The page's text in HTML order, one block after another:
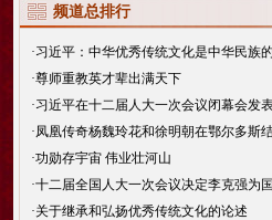
频道总排行
·习近平：中华优秀传统文化是中华民族
·尊师重教英才辈出满天下
·习近平在十二届人大一次会议闭幕会发
·凤凰传奇杨魏玲花和徐明朝在鄂尔多斯
·功勋存宇宙 伟业壮河山
·十二届全国人大一次会议决定李克强为
·关于继承和弘扬优秀传统文化的论述